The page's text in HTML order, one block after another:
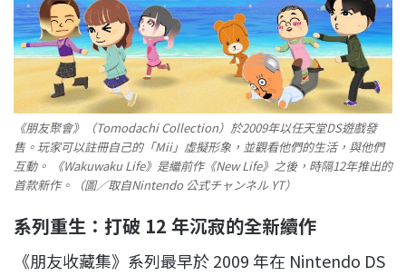
《朋友聚會》（Tomodachi Collection）於2009年以任天堂DS遊戲發
售。玩家可以註冊自己的「Mii」虛擬形象，並觀看他們的生活，與他們
互動。 《Wakuwaku Life》是繼前作《New Life》之後，時隔12年推出的
首款新作。（圖／取自Nintendo 公式チャンネル YT）
系列重生：打破 12 年沉寂的全新續作
《朋友收藏集》系列最早於 2009 年在 Nintendo DS